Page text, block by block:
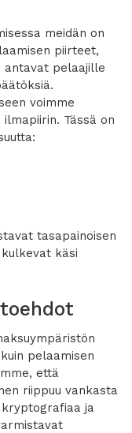
meidän on
piirteet,
antavat pelaajille
voimme
Tässä on
tasapainoisen
käsi
pelaamisen
että
riippuu vankasta
ja